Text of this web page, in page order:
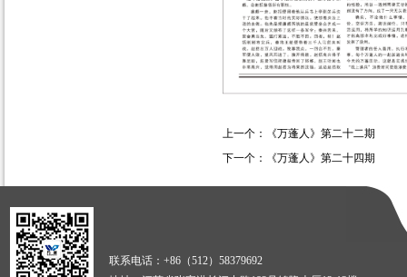
上一个：
《万蓬人》第二十二期
下一个：
《万蓬人》第二十四期
联系电话：+86（512）58379692